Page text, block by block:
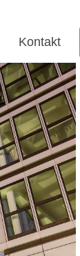
Kontakt